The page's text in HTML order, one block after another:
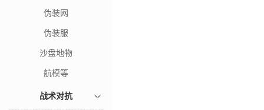
伪装网
伪装服
沙盘地物
航模等
战术对抗